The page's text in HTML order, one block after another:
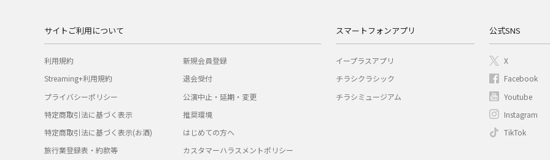
サイトご利用について
利用規約
Streaming+利用規約
プライバシーポリシー
特定商取引法に基づく表示
特定商取引法に基づく表示(お酒)
旅行業登録表・約款等
新規会員登録
退会受付
公演中止・延期・変更
推奨環境
はじめての方へ
カスタマーハラスメントポリシー
スマートフォンアプリ
イープラスアプリ
チラシクラシック
チラシミュージアム
公式SNS
X
Facebook
Youtube
Instagram
TikTok